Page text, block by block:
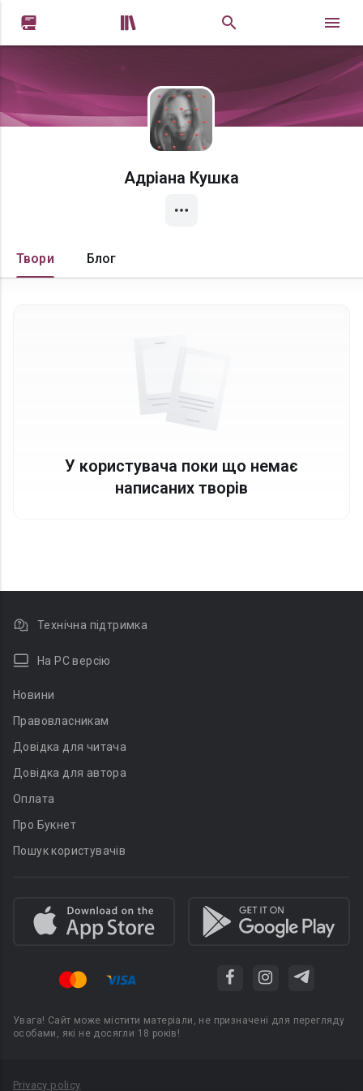
 
Адріана Кушка
Твори Блог
У користувача поки що немає
написаних творів
Технічна підтримка
На PC версію
Новини
Правовласникам
Довідка для читача
Довідка для автора
Оплата
Про Букнет
Пошук користувачів
Увага! Сайт може містити матеріали, не призначені для перегляду
особами, які не досягли 18 років!
Privacy policy